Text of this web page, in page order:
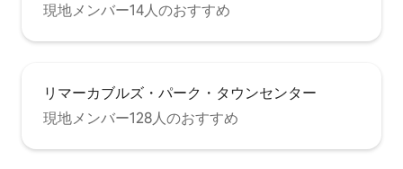
現地メンバー14人のおすすめ
リマーカブルズ・パーク・タウンセンター
現地メンバー128人のおすすめ